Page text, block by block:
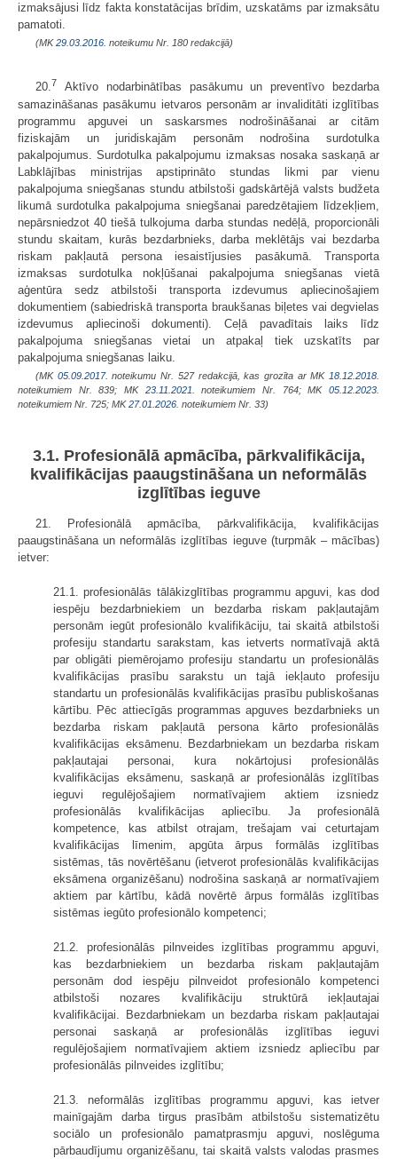
izmaksājusi līdz fakta konstatācijas brīdim, uzskatāms par izmaksātu
pamatoti.
(MK29.03.2016. noteikumu Nr. 180 redakcijā)
20.7
Aktīvo nodarbinātības pasākumu un preventīvo bezdarba
samazināšanas pasākumu ietvaros personām ar invaliditāti izglītības
programmu apguvei un saskarsmes nodrošināšanai ar citām
fiziskajām un juridiskajām personām nodrošina surdotulka
pakalpojumus. Surdotulka pakalpojumu izmaksas nosaka saskaņā ar
Labklājības ministrijas apstiprināto stundas likmi par vienu
pakalpojuma sniegšanas stundu atbilstoši gadskārtējā valsts budžeta
likumā surdotulka pakalpojuma sniegšanai paredzētajiem līdzekļiem,
nepārsniedzot 40 tiešā tulkojuma darba stundas nedēļā, proporcionāli
stundu skaitam, kurās bezdarbnieks, darba meklētājs vai bezdarba
riskam pakļautā persona iesaistījusies pasākumā. Transporta
izmaksas surdotulka nokļūšanai pakalpojuma sniegšanas vietā
aģentūra sedz atbilstoši transporta izdevumus apliecinošajiem
dokumentiem (sabiedriskā transporta braukšanas biļetes vai degvielas
izdevumus apliecinoši dokumenti). Ceļā pavadītais laiks līdz
pakalpojuma sniegšanas vietai un atpakaļ tiek uzskatīts par
pakalpojuma sniegšanas laiku.
(MK 05.09.2017. noteikumu Nr. 527 redakcijā, kas grozīta ar MK 18.12.2018.
noteikumiem Nr. 839; MK 23.11.2021. noteikumiem Nr. 764; MK05.12.2023.
noteikumiem Nr. 725; MK27.01.2026. noteikumiem Nr. 33)
3.1. Profesionālā apmācība, pārkvalifikācija,
kvalifikācijas paaugstināšana un neformālās
izglītības ieguve
21. Profesionālā apmācība, pārkvalifikācija, kvalifikācijas
paaugstināšana un neformālās izglītības ieguve (turpmāk – mācības)
ietver:
21.1. profesionālās tālākizglītības programmu apguvi, kas dod
iespēju bezdarbniekiem un bezdarba riskam pakļautajām
personām iegūt profesionālo kvalifikāciju, tai skaitā atbilstoši
profesiju standartu sarakstam, kas ietverts normatīvajā aktā
par obligāti piemērojamo profesiju standartu un profesionālās
kvalifikācijas prasību sarakstu un tajā iekļauto profesiju
standartu un profesionālās kvalifikācijas prasību publiskošanas
kārtību. Pēc attiecīgās programmas apguves bezdarbnieks un
bezdarba riskam pakļautā persona kārto profesionālās
kvalifikācijas eksāmenu. Bezdarbniekam un bezdarba riskam
pakļautajai personai, kura nokārtojusi profesionālās
kvalifikācijas eksāmenu, saskaņā ar profesionālās izglītības
ieguvi regulējošajiem normatīvajiem aktiem izsniedz
profesionālās kvalifikācijas apliecību. Ja profesionālā
kompetence, kas atbilst otrajam, trešajam vai ceturtajam
kvalifikācijas līmenim, apgūta ārpus formālās izglītības
sistēmas, tās novērtēšanu (ietverot profesionālās kvalifikācijas
eksāmena organizēšanu) nodrošina saskaņā ar normatīvajiem
aktiem par kārtību, kādā novērtē ārpus formālās izglītības
sistēmas iegūto profesionālo kompetenci;
21.2. profesionālās pilnveides izglītības programmu apguvi,
kas bezdarbniekiem un bezdarba riskam pakļautajām
personām dod iespēju pilnveidot profesionālo kompetenci
atbilstoši nozares kvalifikāciju struktūrā iekļautajai
kvalifikācijai. Bezdarbniekam un bezdarba riskam pakļautajai
personai saskaņā ar profesionālās izglītības ieguvi
regulējošajiem normatīvajiem aktiem izsniedz apliecību par
profesionālās pilnveides izglītību;
21.3. neformālās izglītības programmu apguvi, kas ietver
mainīgajām darba tirgus prasībām atbilstošu sistematizētu
sociālo un profesionālo pamatprasmju apguvi, noslēguma
pārbaudījumu organizēšanu, tai skaitā valsts valodas prasmes